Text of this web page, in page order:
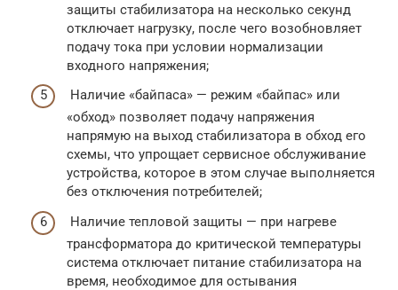
защиты стабилизатора на несколько секунд
отключает нагрузку, после чего возобновляет
подачу тока при условии нормализации
входного напряжения;
Наличие «байпаса» — режим «байпас» или
«обход» позволяет подачу напряжения
напрямую на выход стабилизатора в обход его
схемы, что упрощает сервисное обслуживание
устройства, которое в этом случае выполняется
без отключения потребителей;
Наличие тепловой защиты — при нагреве
трансформатора до критической температуры
система отключает питание стабилизатора на
время, необходимое для остывания